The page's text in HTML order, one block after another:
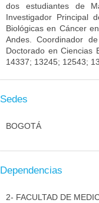
dos estudiantes de
Investigador Principal
Biológicas en Cáncer
Andes. Coordinador
Doctorado en Ciencias
14337; 13245; 12543;
Sedes
BOGOTÁ
Dependencias
2- FACULTAD DE